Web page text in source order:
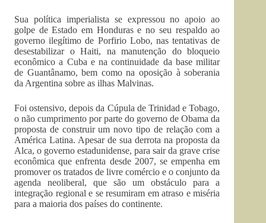
Sua política imperialista se expressou no apoio ao
golpe de Estado em Honduras e no seu respaldo ao
governo ilegítimo de Porfirio Lobo, nas tentativas de
desestabilizar o Haiti, na manutenção do bloqueio
econômico a Cuba e na continuidade da base militar
de Guantânamo, bem como na oposição à soberania
da Argentina sobre as ilhas Malvinas.
Foi ostensivo, depois da Cúpula de Trinidad e Tobago,
o não cumprimento por parte do governo de Obama da
proposta de construir um novo tipo de relação com a
América Latina. Apesar de sua derrota na proposta da
Alca, o governo estadunidense, para sair da grave crise
econômica que enfrenta desde 2007, se empenha em
promover os tratados de livre comércio e o conjunto da
agenda neoliberal, que são um obstáculo para a
integração regional e se resumiram em atraso e miséria
para a maioria dos países do continente.